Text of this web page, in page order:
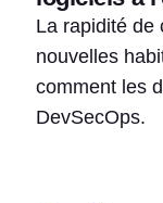
La rapidité de
nouvelles
comment les
DevSecOps.